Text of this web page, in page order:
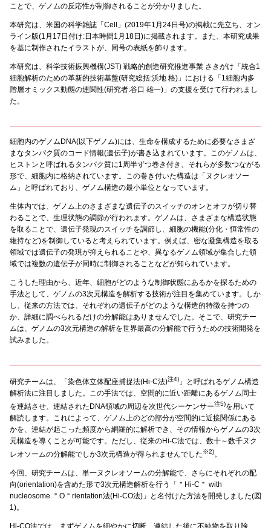
ことで、ゲノムの反応性が制御されることが分かりました。
本研究は、米国の科学雑誌「Cell」(2019年1月24日号)の掲載に先立ち、オン
ライン版(1月17日付け:日本時間1月18日)に掲載されます。また、本研究成果
を基に制作されたイラストが、同号の表紙を飾ります。
本研究は、科学技術振興機構(JST) 戦略的創造研究推進事業 さきがけ「統合1
細胞解析のための革新的技術基盤(研究総括:浜地 格)」における「1細胞内多
階層オミックス動態の連関性(研究者:谷口 雄一)」の支援を受けて行われまし
た。
細胞内のゲノムDNA(以下ゲノム)には、生命を構成するために必要なさまざ
まなタンパク質のコード情報(遺伝子)が書き込まれています。このゲノムは、
ヒストンと呼ばれるタンパク質に1周半ずつ巻き付き、それらが多数つながる
形で、細胞内に格納されています。この巻き付いた構造は「ヌクレオソー
ム」と呼ばれており、ゲノム構造の最小単位となっています。
生体内では、ゲノム上のさまざまな遺伝子のスイッチのオンとオフが切り替
わることで、生理状態の調節が行われます。ゲノムは、さまざまな構造状態
を取ることで、遺伝子発現のスイッチを調節し、細胞の機能(分化・恒常性の
維持など)を制御していると考えられています。例えば、密な凝集構造を取る
領域では遺伝子の発現が抑えられることや、異なるゲノム領域が集合した領
域では複数の遺伝子が同時に制御されることなどが知られています。
こうした理由から、近年、細胞がどのような制御状態にあるかを探るための
手法として、ゲノムの3次元構造を解析する技術が注目を集めています。しか
し、従来の方法では、それぞれの遺伝子がどのような構造的特徴を持つの
か、詳細に調べられるだけの分解能はありませんでした。そこで、研究チー
ムは、ゲノムの3次元構造の解析を世界最高の分解能で行うための技術開発を
試みました。
研究チームは、「染色体立体配座捕捉法(Hi-C法)注4) 」と呼ばれるゲノム構造
解析法に注目しました。この手法では、空間的に近い距離にあるゲノム同士
を連結させ、連結されたDNA領域の周辺を次世代シーケンサー注5)を用いて
解読します。これによって、ゲノム上のどの部分が空間的に近接関係にある
かを、連結が起こった頻度から網羅的に解析でき、その情報からゲノムの3次
元構造を導くことが可能です。ただし、従来のHi-C法では、数十～数千ヌク
レオソームの分解能でしか3次元構造が得られませんでした※2)。
今回、研究チームは、単一ヌクレオソームの分解能で、さらにそれぞれの配
向(orientation)を含めた形で3次元構造解析を行う「＂Hi-C＂ with
nucleosome ＂O＂rientation法(Hi-CO法)」と名付けた方法を開発しました(図
1)。